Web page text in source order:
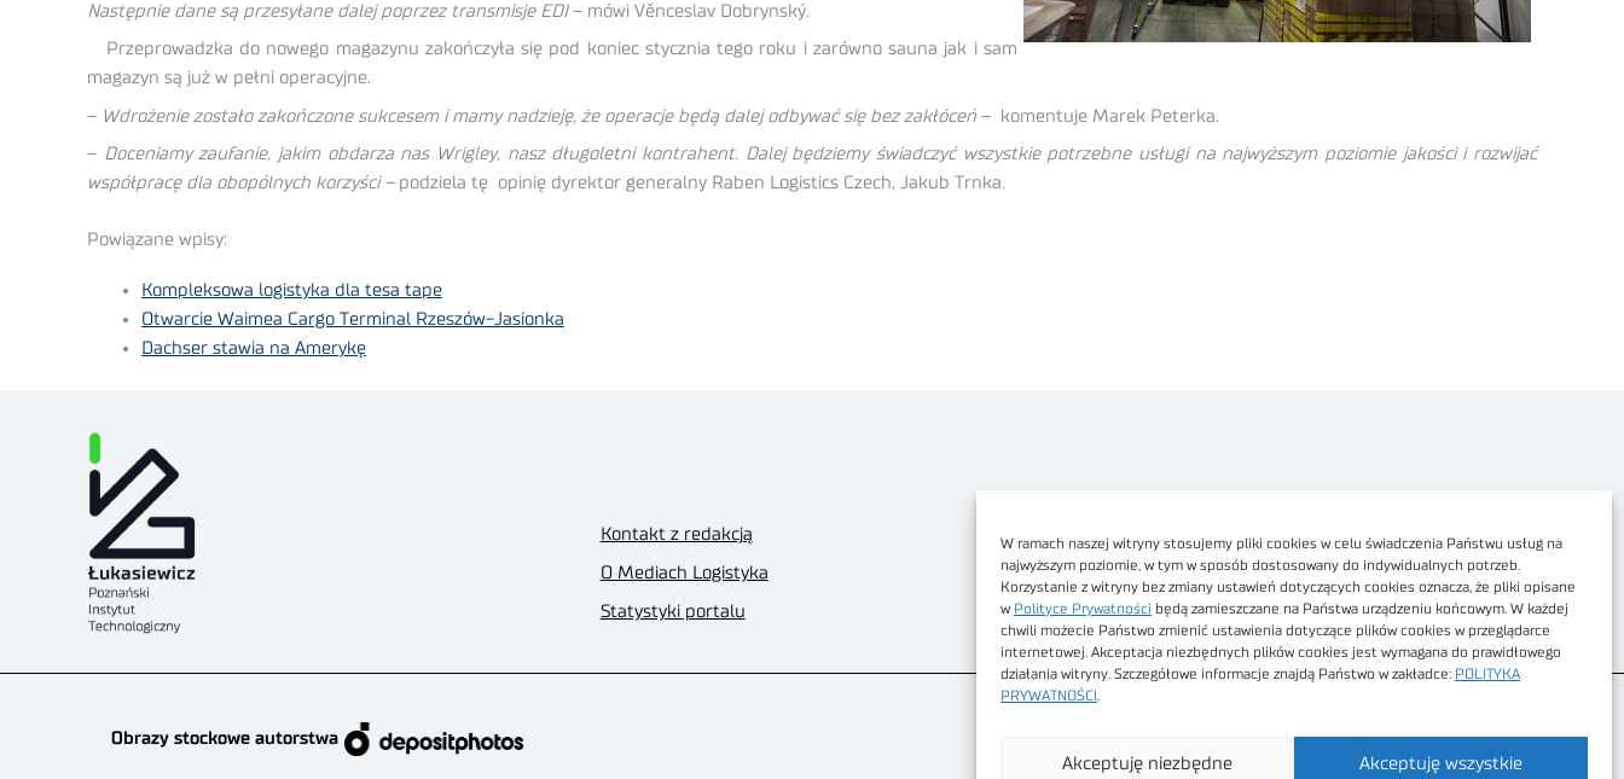
W ramach naszej witryny stosujemy pliki cookies w celu świadczenia Państwu usług na
najwyższym poziomie, w tym w sposób dostosowany do indywidualnych potrzeb.
Korzystanie z witryny bez zmiany ustawień dotyczących cookies oznacza, że pliki opisane
w Polityce Prywatności będą zamieszczane na Państwa urządzeniu końcowym. W każdej
chwili możecie Państwo zmienić ustawienia dotyczące plików cookies w przeglądarce
internetowej. Akceptacja niezbędnych plików cookies jest wymagana do prawidłowego
działania witryny. Szczegółowe informacje znajdą Państwo w zakładce: POLITYKA
PRYWATNOŚCI
Akceptuję wszystkie
Akceptuję niezbędne
Następnie dane są przesyłane dalej poprzez transmisje EDI – mówi Věnceslav Dobrynský.
Przeprowadzka do nowego magazynu zakończyła się pod koniec stycznia tego roku i zarówno sauna jak i sam
magazyn są już w pełni operacyjne.
– Wdrożenie zostało zakończone sukcesem i mamy nadzieję, że operacje będą dalej odbywać się bez zakłóceń – komentuje Marek Peterka.
– Doceniamy zaufanie, jakim obdarza nas Wrigley, nasz długoletni kontrahent. Dalej będziemy świadczyć wszystkie potrzebne usługi na najwyższym poziomie jakości i rozwijać
współpracę dla obopólnych korzyści – podziela tę opinię dyrektor generalny Raben Logistics Czech, Jakub Trnka.
Powiązane wpisy:
Kompleksowa logistyka dla tesa tape
Otwarcie Waimea Cargo Terminal Rzeszów-Jasionka
Dachser stawia na Amerykę
Kontakt z redakcją
O Mediach Logistyka
Statystyki portalu
Dostępność cyfrowa
Regulamin Portalu
Regulamin sklepu
Obrazy stockowe autorstwa